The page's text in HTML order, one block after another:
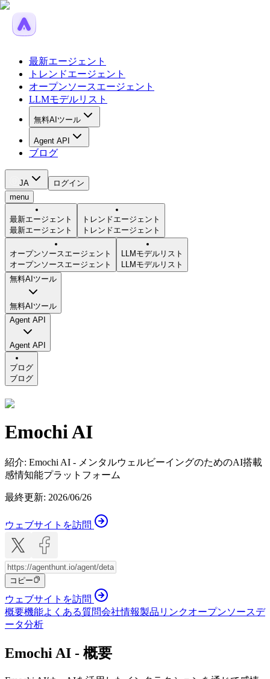
最新エージェント
トレンドエージェント
オープンソースエージェント
LLMモデルリスト
無料AIツール
Agent API
ブログ
JA
ログイン
menu
最新エージェント
最新エージェント
トレンドエージェント
トレンドエージェント
オープンソースエージェント
オープンソースエージェント
LLMモデルリスト
LLMモデルリスト
無料AIツール
無料AIツール
Agent API
Agent API
ブログ
ブログ
Emochi AI
紹介: Emochi AI - メンタルウェルビーイングのためのAI搭載
感情知能プラットフォーム
最終更新: 2026/06/26
ウェブサイトを訪問
コピー
ウェブサイトを訪問
概要機能よくある質問会社情報製品リンクオープンソースデ
ータ分析
Emochi AI - 概要